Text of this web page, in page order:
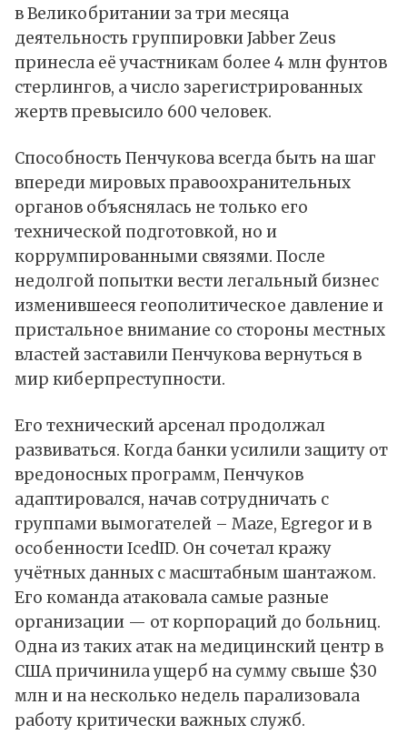
в Великобритании за три месяца
деятельность группировки Jabber Zeus
принесла её участникам более 4 млн фунтов
стерлингов, а число зарегистрированных
жертв превысило 600 человек.
Способность Пенчукова всегда быть на шаг
впереди мировых правоохранительных
органов объяснялась не только его
технической подготовкой, но и
коррумпированными связями. После
недолгой попытки вести легальный бизнес
изменившееся геополитическое давление и
пристальное внимание со стороны местных
властей заставили Пенчукова вернуться в
мир киберпреступности.
Его технический арсенал продолжал
развиваться. Когда банки усилили защиту от
вредоносных программ, Пенчуков
адаптировался, начав сотрудничать с
группами вымогателей – Maze, Egregor и в
особенности IcedID. Он сочетал кражу
учётных данных с масштабным шантажом.
Его команда атаковала самые разные
организации — от корпораций до больниц.
Одна из таких атак на медицинский центр в
США причинила ущерб на сумму свыше $30
млн и на несколько недель парализовала
работу критически важных служб.